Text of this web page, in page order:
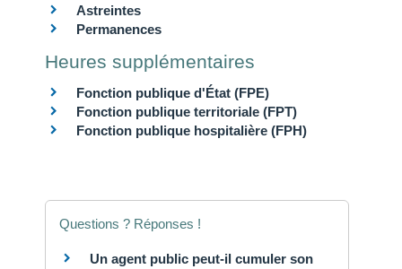
Astreintes
Permanences
Heures supplémentaires
Fonction publique d'État (FPE)
Fonction publique territoriale (FPT)
Fonction publique hospitalière (FPH)
Questions ? Réponses !
Un agent public peut-il cumuler son